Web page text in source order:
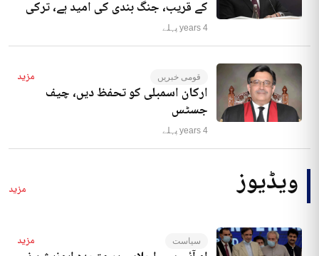
کے قریب، جنگ بندی کی امید ہے، ترکی
4 years پہلے
قومی خبریں مزید
ارکان اسمبلی کو تحفظ دیں، چیف
جسٹس
4 years پہلے
ویڈیوز مزید
سیاست مزید